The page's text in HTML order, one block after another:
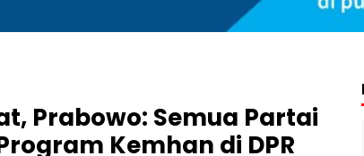
Prabowo: Semua Partai
Kemhan di DPR